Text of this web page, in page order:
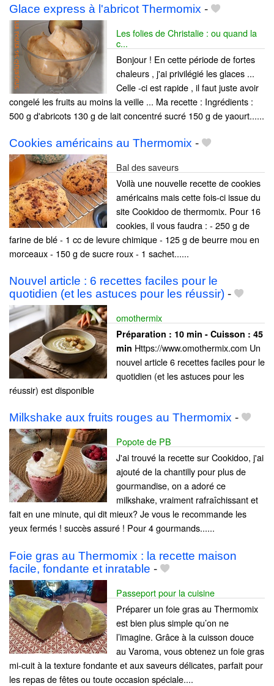
Glace express à l'abricot Thermomix -
Les folies de Christalie : ou quand la
c...
Bonjour ! En cette période de fortes
chaleurs , j'ai privilégié les glaces ...
Celle -ci est rapide , il faut juste avoir
congelé les fruits au moins la veille ... Ma recette : Ingrédients :
500 g d'abricots 130 g de lait concentré sucré 150 g de yaourt......
Cookies américains au Thermomix -
Bal des saveurs
Voilà une nouvelle recette de cookies
américains mais cette fois-ci issue du
site Cookidoo de thermomix. Pour 16
cookies, il vous faudra : - 250 g de
farine de blé - 1 cc de levure chimique - 125 g de beurre mou en
morceaux - 150 g de sucre roux - 1 sachet......
Nouvel article : 6 recettes faciles pour le
quotidien (et les astuces pour les réussir) -
omothermix
Préparation : 10 min - Cuisson : 45
min Https://www.omothermix.com Un
nouvel article 6 recettes faciles pour le
quotidien (et les astuces pour les
réussir) est disponible
Milkshake aux fruits rouges au Thermomix -
Popote de PB
J'ai trouvé la recette sur Cookidoo, j'ai
ajouté de la chantilly pour plus de
gourmandise, on a adoré ce
milkshake, vraiment rafraîchissant et
fait en une minute, qui dit mieux? Je vous le recommande les
yeux fermés ! succès assuré ! Pour 4 gourmands......
Foie gras au Thermomix : la recette maison
facile, fondante et inratable -
Passeport pour la cuisine
Préparer un foie gras au Thermomix
est bien plus simple qu’on ne
l’imagine. Grâce à la cuisson douce
au Varoma, vous obtenez un foie gras
mi-cuit à la texture fondante et aux saveurs délicates, parfait pour
les repas de fêtes ou toute occasion spéciale....